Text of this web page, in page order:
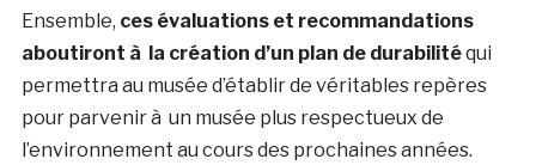
Ensemble, ces évaluations et recommandations
aboutiront à la création d’un plan de durabilitéqui
permettra au musée d’établir de véritables repères
pour parvenir à un musée plus respectueux de
l’environnement au cours des prochaines années.